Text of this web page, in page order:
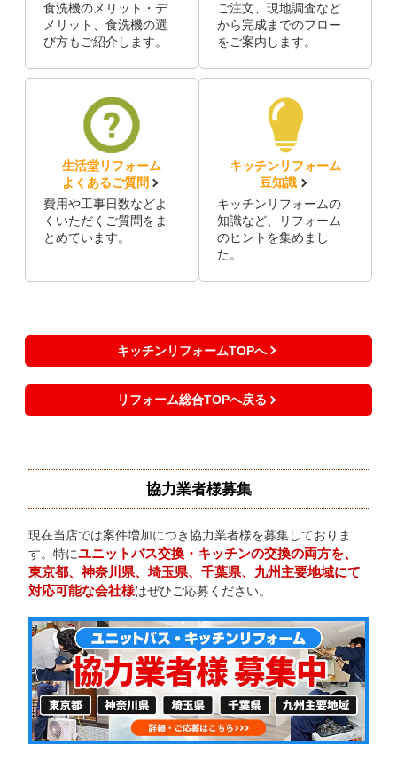
食洗機のメリット・デ
メリット、食洗機の選
び方もご紹介します。
ご注文、現地調査など
から完成までのフロー
をご案内します。
生活堂リフォーム
よくあるご質問
費用や工事日数などよ
くいただくご質問をま
とめています。
キッチンリフォーム
豆知識
キッチンリフォームの
知識など、リフォーム
のヒントを集めまし
た。
キッチンリフォームTOPへ
リフォーム総合TOPへ戻る
協力業者様募集
現在当店では案件増加につき協力業者様を募集しておりま
す。特にユニットバス交換・キッチンの交換の両方を、
東京都、神奈川県、埼玉県、千葉県、九州主要地域にて
対応可能な会社様はぜひご応募ください。